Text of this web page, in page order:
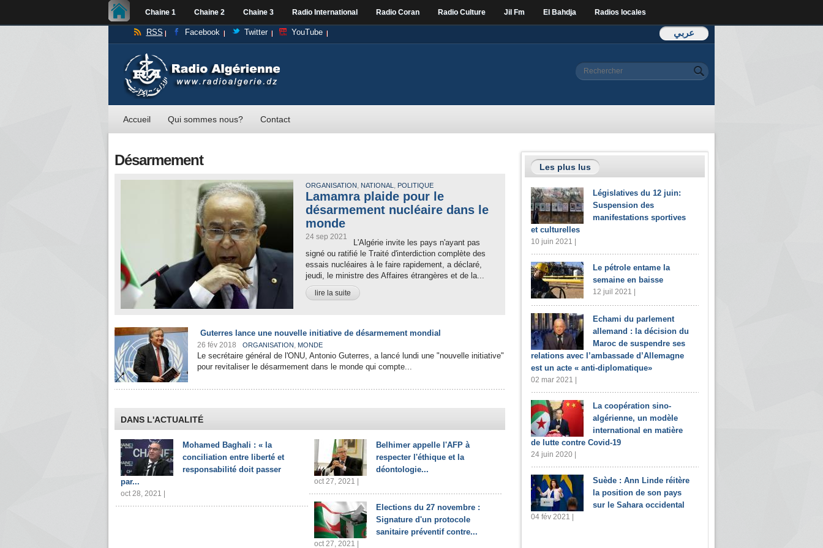
Chaine 1 Chaine 2 Chaine 3 Radio International Radio Coran Radio Culture Jil Fm El Bahdja Radios locales
عربي RSS Facebook Twitter YouTube
Formulaire de
Rechercher
Accueil Qui sommes nous? Contact
Désarmement
ORGANISATION, NATIONAL , POLITIQUE
Lamamra plaide pour le
désarmement nucléaire dans le
monde
24 sep 2021
L'Algérie invite les pays n'ayant pas
signé ou ratifié le Traité d'interdiction complète des
essais nucléaires à le faire rapidement, a déclaré,
jeudi, le ministre des Affaires étrangères et de la...
lire la suite
Guterres lance une nouvelle initiative de désarmement mondial
26 fév 2018 ORGANISATION, MONDE
Le secrétaire général de l'ONU, Antonio Guterres, a lancé lundi une "nouvelle initiative"
pour revitaliser le désarmement dans le monde qui compte...
DANS L'ACTUALITÉ
Mohamed Baghali : « la
conciliation entre liberté et
responsabilité doit passer
par...
oct 28, 2021 |
Belhimer appelle l'AFP à
respecter l'éthique et la
déontologie...
oct 27, 2021 |
Elections du 27 novembre :
Signature d'un protocole
sanitaire préventif contre...
oct 27, 2021 |
Les plus lus
Législatives du 12 juin:
Suspension des
manifestations sportives
et culturelles
10 juin 2021 |
Le pétrole entame la
semaine en baisse
12 juil 2021 |
Echami du parlement
allemand : la décision du
Maroc de suspendre ses
relations avec l’ambassade d’Allemagne
est un acte « anti-diplomatique»
02 mar 2021 |
La coopération sino-
algérienne, un modèle
international en matière
de lutte contre Covid-19
24 juin 2020 |
Suède : Ann Linde réitère
la position de son pays
sur le Sahara occidental
04 fév 2021 |